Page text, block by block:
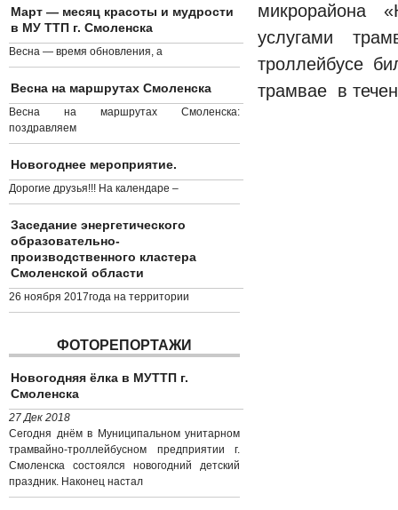
микрорайона
услугами
троллейбусе
трамвае в
Март — месяц красоты и мудрости
в МУ ТТП г. Смоленска
Весна — время обновления, а
Весна на маршрутах Смоленска
Весна на маршрутах Смоленска:
поздравляем
Новогоднее мероприятие.
Дорогие друзья!!! На календаре –
Заседание энергетического
образовательно-
производственного кластера
Смоленской области
26 ноября 2017года на территории
ФОТОРЕПОРТАЖИ
Новогодняя ёлка в МУТТП г.
Смоленска
27 Дек 2018
Сегодня днём в Муниципальном унитарном
трамвайно-троллейбусном предприятии г.
Смоленска состоялся новогодний детский
праздник. Наконец настал